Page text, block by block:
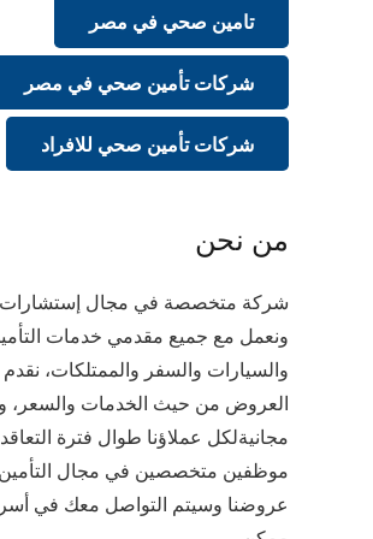
تامين صحي في مصر
شركات تأمين صحي في مصر
شركات تأمين صحي للافراد
من نحن
شركة متخصصة في مجال إستشارات
ونعمل مع جميع مقدمي خدمات
والسيارات والسفر والممتلكات،
العروض من حيث الخدمات والسعر،
مجانيةلكل عملاؤنا طوال فترة
موظفين متخصصين في مجال
عروضنا وسيتم التواصل معك في